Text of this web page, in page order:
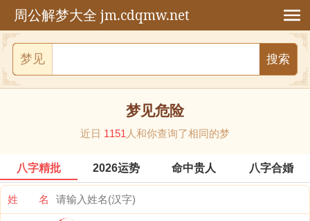
周公解梦大全 jm.cdqmw.net
梦见
梦见危险
近日 1151 人和你查询了相同的梦
八字精批 2026运势 命中贵人 八字合婚
姓 名